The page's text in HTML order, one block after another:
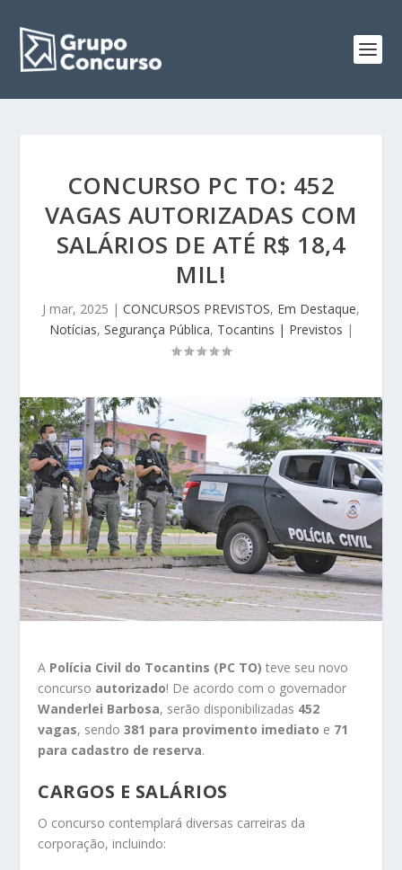
CONCURSO PC TO: 452
VAGAS AUTORIZADAS COM
SALÁRIOS DE ATÉ R$ 18,4
MIL!
J mar, 2025 | CONCURSOS PREVISTOS, Em Destaque,
Notícias, Segurança Pública, Tocantins | Previstos |
A Polícia Civil do Tocantins (PC TO) teve seu novo
concurso autorizado! De acordo com o governador
Wanderlei Barbosa, serão disponibilizadas 452
vagas, sendo381 para provimento imediato e 71
para cadastro de reserva.
CARGOS E SALÁRIOS
O concurso contemplará diversas carreiras da
corporação, incluindo: